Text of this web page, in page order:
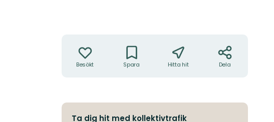
Besökt Spara Hitta hit Dela
Ta dig hit med kollektivtrafik